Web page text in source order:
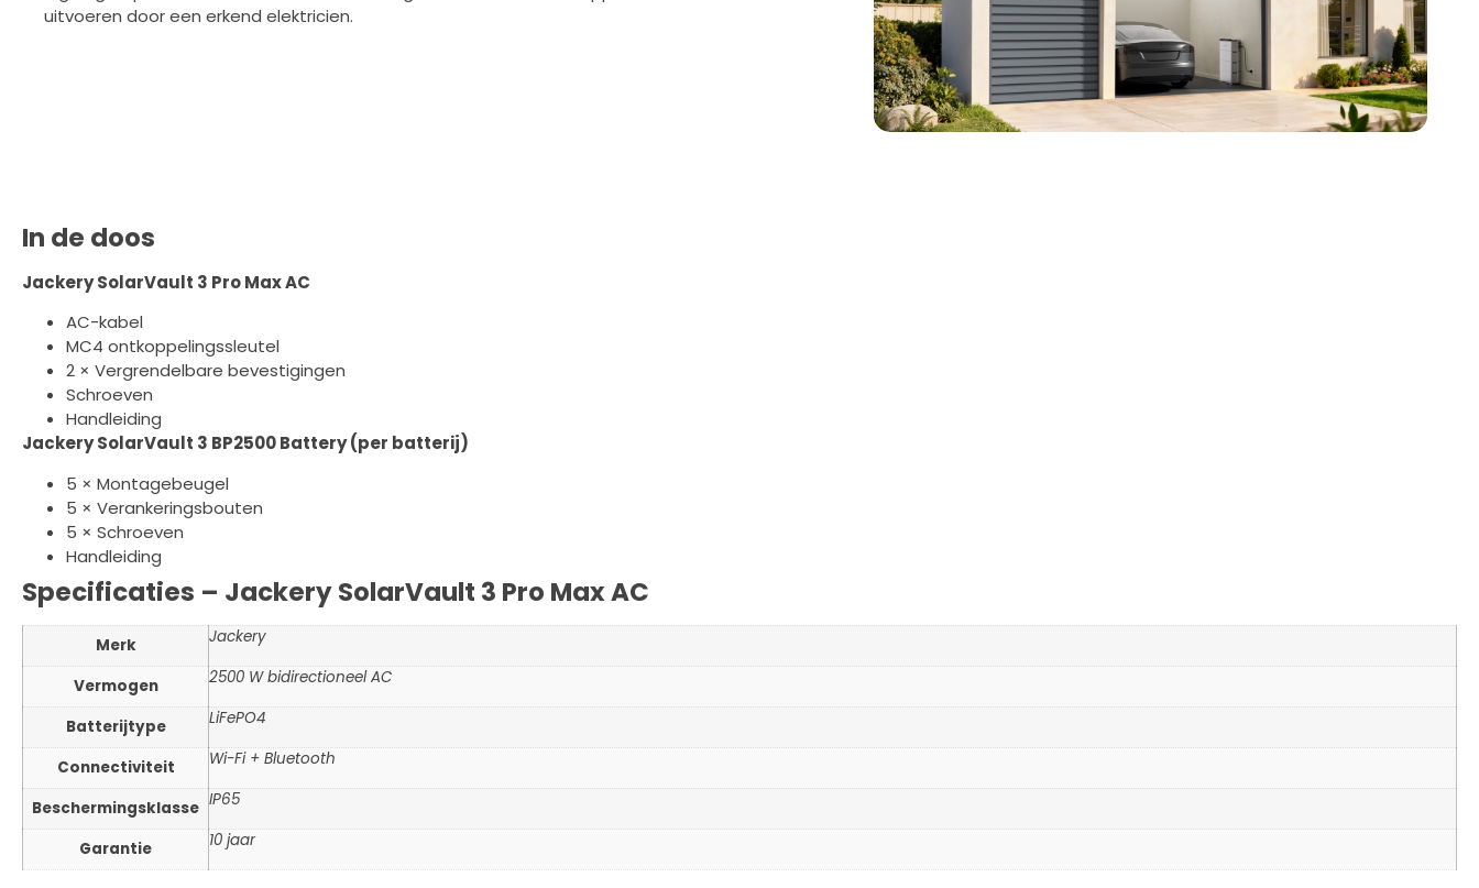
uitvoeren door een erkend elektricien.
In de doos
Jackery SolarVault 3 Pro Max AC
AC-kabel
MC4 ontkoppelingssleutel
2 × Vergrendelbare bevestigingen
Schroeven
Handleiding
Jackery SolarVault 3 BP2500 Battery (per batterij)
5 × Montagebeugel
5 × Verankeringsbouten
5 × Schroeven
Handleiding
Specificaties – Jackery SolarVault 3 Pro Max AC
Merk Jackery
Vermogen 2500 W bidirectioneel AC
Batterijtype LiFePO4
Connectiviteit Wi-Fi + Bluetooth
Beschermingsklasse IP65
Garantie 10 jaar